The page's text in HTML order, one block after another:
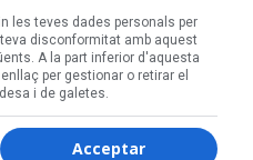
"Posidònia"
Pep Álvarez amb Joan Muntaner
(Xanguito)
les teves dades personals per
disconformitat amb aquest
A la part inferior d'aquesta
per gestionar o retirar el
i de galetes.
Acceptar